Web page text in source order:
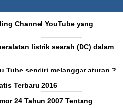
Channel YouTube yang
listrik searah (DC) dalam
Tube sendiri melanggar aturan ?
Terbaru 2016
24 Tahun 2007 Tentang